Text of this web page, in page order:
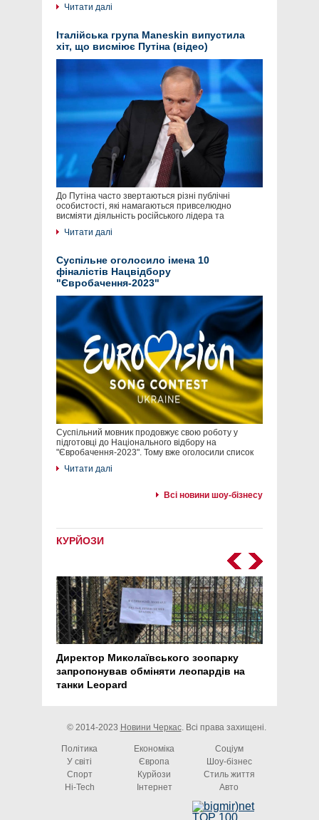
Читати далі
Італійська група Maneskin випустила
хіт, що висміює Путіна (відео)
До Путіна часто звертаються різні публічні
особистості, які намагаються привселюдно
висміяти діяльність російського лідера та
Читати далі
Суспільне оголосило імена 10
фіналістів Нацвідбору
"Євробачення-2023"
Суспільний мовник продовжує свою роботу у
підготовці до Національного відбору на
"Євробачення-2023". Тому вже оголосили список
Читати далі
Всі новини шоу-бізнесу
КУРЙОЗИ
Директор Миколаївського зоопарку
запропонував обміняти леопардів на
танки Leopard
© 2014-2023 Новини Черкас. Всі права захищені.
Політика Економіка
Соціум
У світі
Європа
Шоу-бізнес
Спорт
Курйози
Стиль життя
Hi-Tech
Інтернет Авто